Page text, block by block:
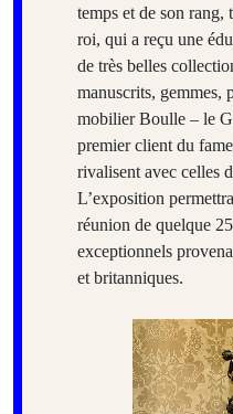
temps et de son rang,
roi, qui a reçu une
de très belles
manuscrits, gemmes,
mobilier Boulle – le
premier client du
rivalisent avec celles
L’exposition
réunion de quelque
exceptionnels
et britanniques.